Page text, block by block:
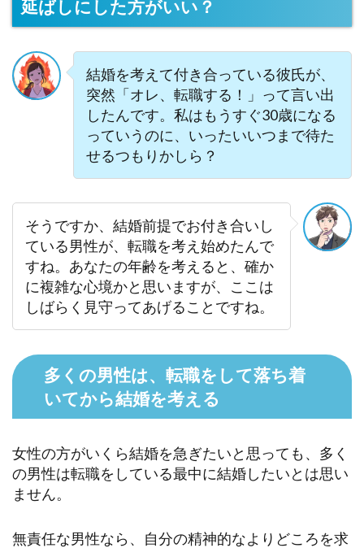
延ばしにした方がいい？
結婚を考えて付き合っている彼氏が、
突然「オレ、転職する！」って言い出
したんです。私はもうすぐ30歳になる
っていうのに、いったいいつまで待た
せるつもりかしら？
そうですか、結婚前提でお付き合いし
ている男性が、転職を考え始めたんで
すね。あなたの年齢を考えると、確か
に複雑な心境かと思いますが、ここは
しばらく見守ってあげることですね。
多くの男性は、転職をして落ち着
いてから結婚を考える
女性の方がいくら結婚を急ぎたいと思っても、多く
の男性は転職をしている最中に結婚したいとは思い
ません。
無責任な男性なら、自分の精神的なよりどころを求